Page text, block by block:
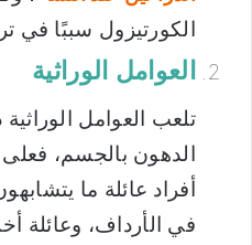
الكورتيزول سببًا في
العوامل الوراثية
تلعب العوامل
الدهون بالجسم،
أفراد عائلة ما
في الأرداف، وعائلة